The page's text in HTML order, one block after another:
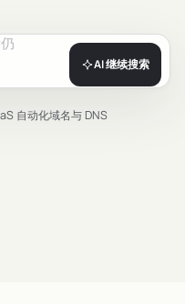
AI 继续搜索
自动化域名与 DNS